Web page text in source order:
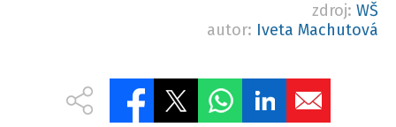
zdroj: WŠ
autor: Iveta Machutová